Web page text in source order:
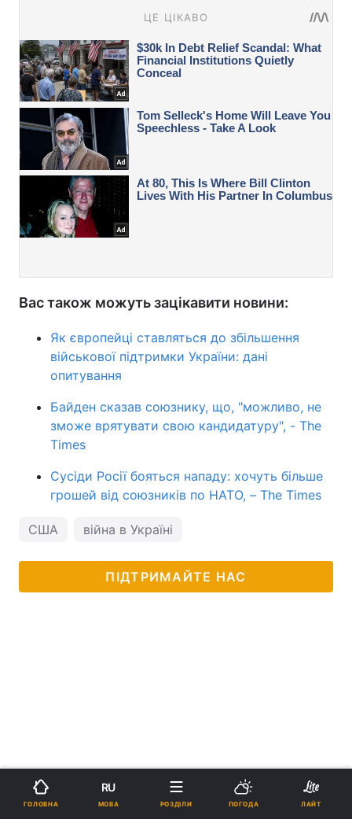
Вас також можуть зацікавити новини:
Як європейці ставляться до збільшення
військової підтримки України: дані
опитування
Байден сказав союзнику, що, "можливо, не
зможе врятувати свою кандидатуру", - The
Times
Сусіди Росії бояться нападу: хочуть більше
грошей від союзників по НАТО, – The Times
США війна в Україні
ПІДТРИМАЙТЕ НАС
ГОЛОВНА
RU
МОВА РОЗДІЛИ ПОГОДА ЛАЙТ